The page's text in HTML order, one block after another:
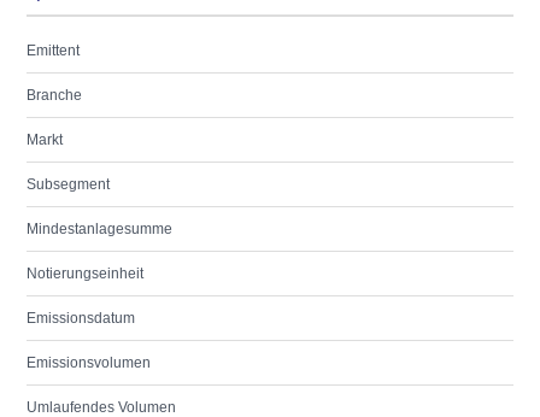
Emittent
Branche
Markt
Subsegment
Mindestanlagesumme
Notierungseinheit
Emissionsdatum
Emissionsvolumen
Umlaufendes Volumen